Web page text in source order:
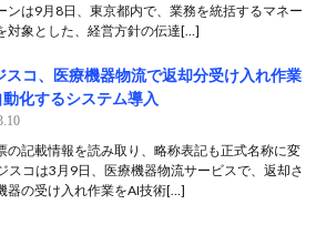
ンは9月8日、東京都内で、業務を統括するマネー
対象とした、経営方針の伝達[…]
コ、医療機器物流で返却分受け入れ作業
化するシステム導入
の記載情報を読み取り、略称表記も正式名称に変
スコは3月9日、医療機器物流サービスで、返却さ
器の受け入れ作業をAI技術[…]